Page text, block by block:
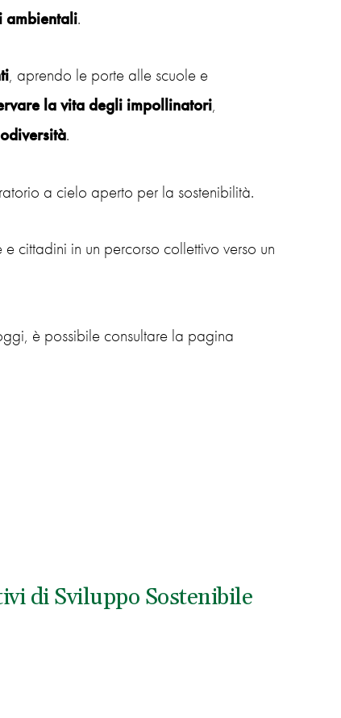
ambientali.
, aprendo le porte alle scuole e
la vita degli impollinatori,
.
a cielo aperto per la sostenibilità.
cittadini in un percorso collettivo verso un
è possibile consultare la pagina
di Sviluppo Sostenibile